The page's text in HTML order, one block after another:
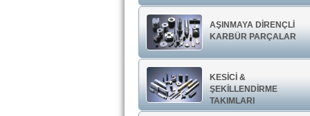
AŞINMAYA DİRENÇLİ
KARBÜR PARÇALAR
KESİCİ &
ŞEKİLLENDİRME
TAKIMLARI